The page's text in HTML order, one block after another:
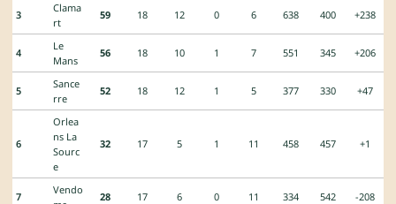
3
Clama
rt
59 18 12 0 6 638 400 +238
4
Le
Mans
56 18 10 1 7 551 345 +206
5
Sance
rre
52 18 12 1 5 377 330 +47
6
Orlea
ns La
Sourc
e
32 17 5 1 11 458 457 +1
7
Vendo
28 17 6 0 11 334 542 -208